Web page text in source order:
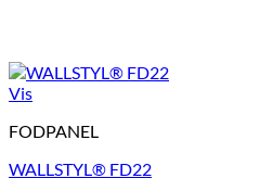
Vis
FODPANEL
WALLSTYL® FD22